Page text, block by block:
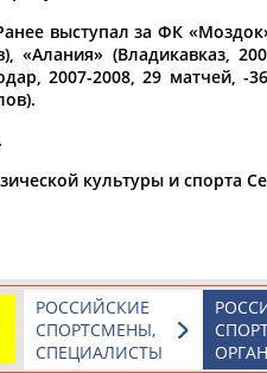
АБАСОВА
АБДУВАЛИЕВ
Назир
АБДУЛЛАЕВ
выступал за ФК
«Алания» (Владикавказ,
2007-2008, 29 матчей, -
культуры и спорта
РОССИЙСКИЕ
СПОРТСМЕНЫ,
СПЕЦИАЛИСТЫ